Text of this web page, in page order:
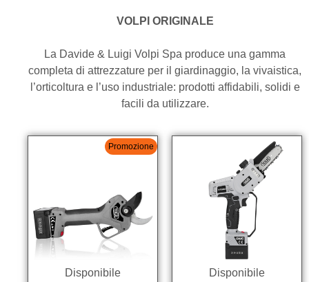
VOLPI ORIGINALE
La Davide & Luigi Volpi Spa produce una gamma
completa di attrezzature per il giardinaggio, la vivaistica,
l’orticoltura e l’uso industriale: prodotti affidabili, solidi e
facili da utilizzare.
Promozione
Disponibile
Disponibile